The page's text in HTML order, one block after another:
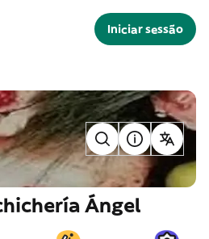
Iniciar sessão
Ángel